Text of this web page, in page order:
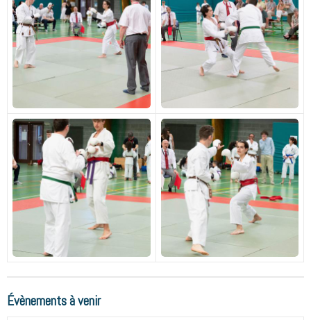
Évènements à venir